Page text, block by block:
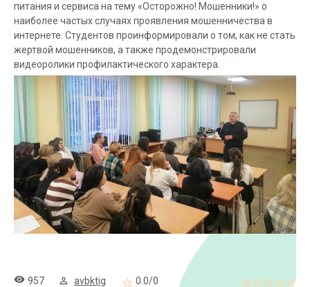
питания и сервиса на тему «Осторожно! Мошенники!» о
наиболее частых случаях проявления мошенничества в
интернете. Студентов проинформировали о том, как не стать
жертвой мошенников, а также продемонстрировали
видеоролики профилактического характера.
957 avbktig 0.0/0